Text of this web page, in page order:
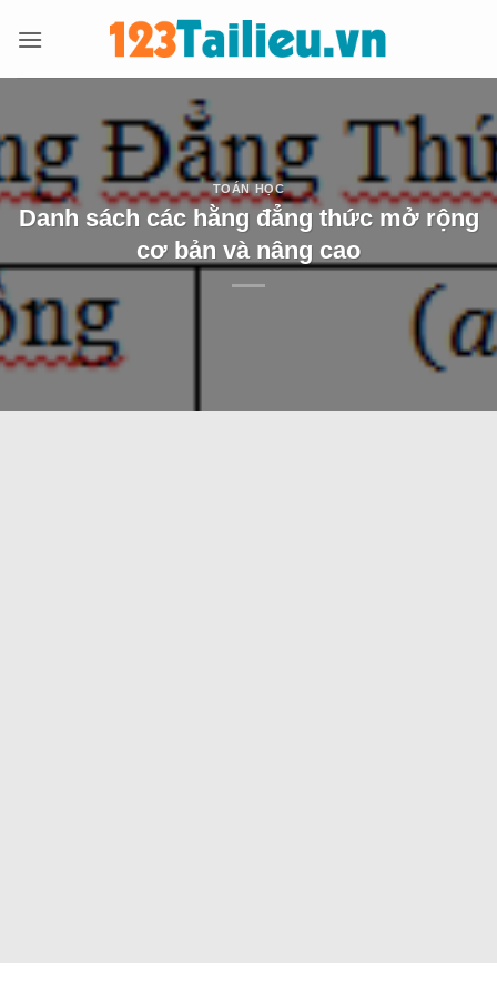
qua
TOÁN HỌC
Danh sách các hằng đẳng thức mở rộng
cơ bản và nâng cao